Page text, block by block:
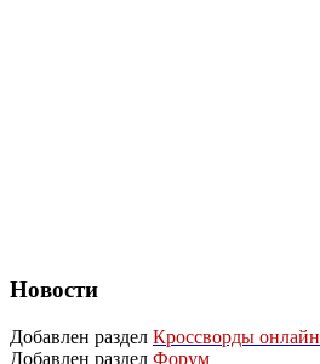
Новости
Добавлен раздел Кроссворды онлайн
Добавлен раздел Форум